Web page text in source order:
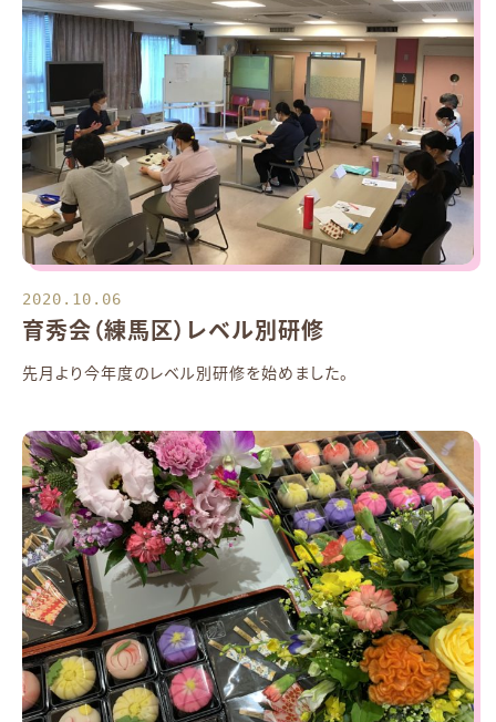
2020.10.06
育秀会（練馬区）レベル別研修
先月より今年度のレベル別研修を始めました。